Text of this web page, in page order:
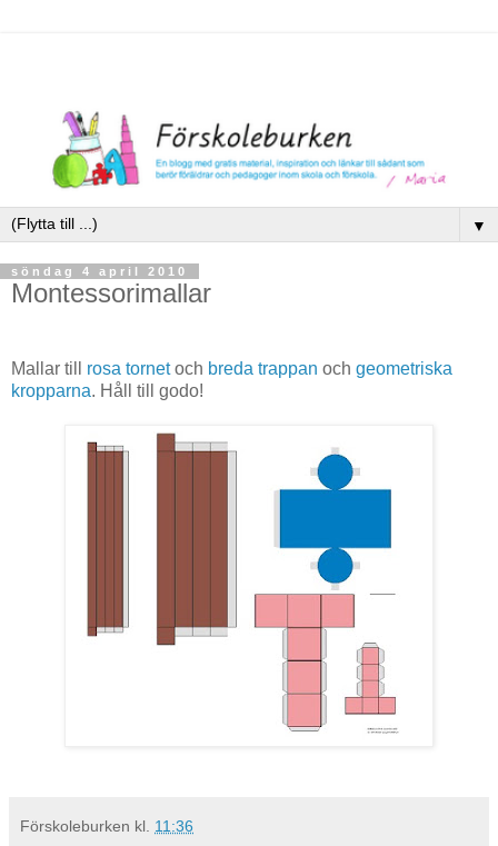
▼
söndag 4 april 2010
Montessorimallar
Mallar till rosa tornetoch breda trappan och geometriska
kropparna. Håll till godo!
Förskoleburken kl. 11:36